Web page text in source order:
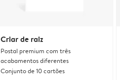
Criar de raiz
Postal premium com três
acabamentos diferentes
Conjunto de 10 cartões